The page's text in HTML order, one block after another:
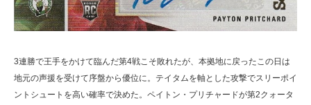
3連勝で王手をかけて臨んだ第4戦こそ敗れたが、本拠地に戻ったこの日は
地元の声援を受けて序盤から優位に。テイタムを軸とした攻撃でスリーポイ
ントシュートを高い確率で決めた。ペイトン・プリチャードが第2クォータ